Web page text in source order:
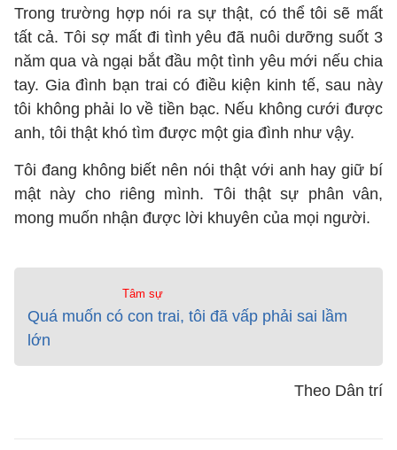
Trong trường hợp nói ra sự thật, có thể tôi sẽ mất
tất cả. Tôi sợ mất đi tình yêu đã nuôi dưỡng suốt 3
năm qua và ngại bắt đầu một tình yêu mới nếu chia
tay. Gia đình bạn trai có điều kiện kinh tế, sau này
tôi không phải lo về tiền bạc. Nếu không cưới được
anh, tôi thật khó tìm được một gia đình như vậy.
Tôi đang không biết nên nói thật với anh hay giữ bí
mật này cho riêng mình. Tôi thật sự phân vân,
mong muốn nhận được lời khuyên của mọi người.
Tâm sự
Quá muốn có con trai, tôi đã vấp phải sai lầm
lớn
Theo Dân trí